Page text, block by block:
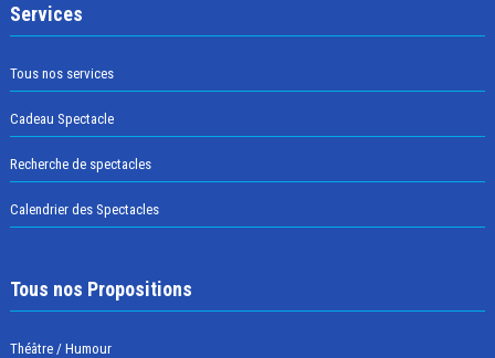
Services
Tous nos services
Cadeau Spectacle
Recherche de spectacles
Calendrier des Spectacles
Tous nos Propositions
Théâtre / Humour